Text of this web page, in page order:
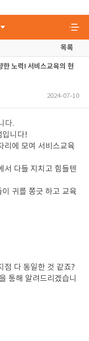
목록
노력! 서비스교육의 현
2024-07-10
다.
입니다!
리에 모여 서비스교육
서 다들 지치고 힘들텐
귀를 쫑긋 하고 교육
점 다 동일한 것 같죠?
통해 알려드리겠습니